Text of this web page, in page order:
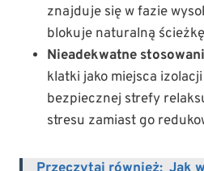
znajduje się w fazie
blokuje naturalną
Nieadekwatne
klatki jako miejsca
bezpiecznej strefy
stresu zamiast go